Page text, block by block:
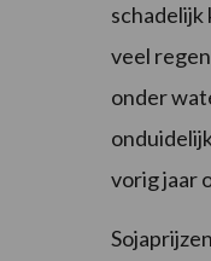
schadelijk
veel
onder
vorig jaar